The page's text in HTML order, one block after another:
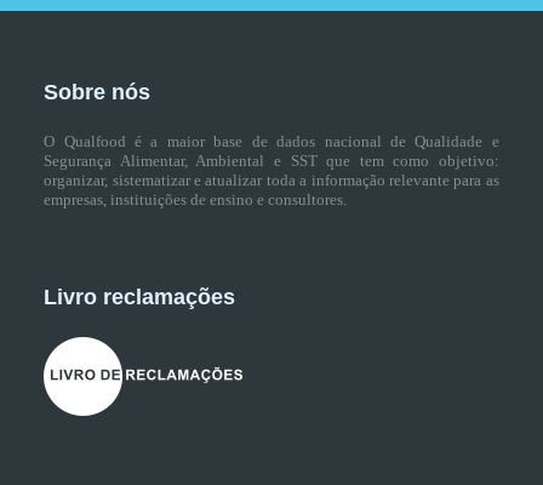
Sobre nós
O Qualfood é a maior base de dados nacional de Qualidade e
Segurança Alimentar, Ambiental e SST que tem como objetivo:
organizar, sistematizar e atualizar toda a informação relevante para as
empresas, instituições de ensino e consultores.
Livro reclamações